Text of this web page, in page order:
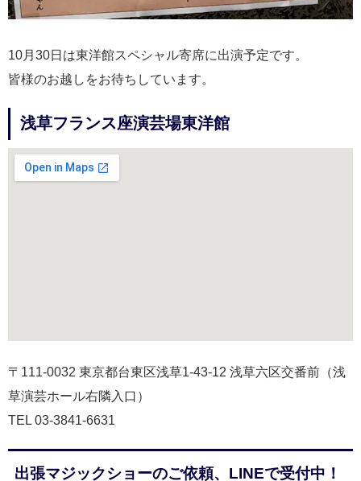
10月30日は東洋館スペシャル寄席に出演予定です。
皆様のお越しをお待ちしています。
浅草フランス座演芸場東洋館
〒111-0032 東京都台東区浅草1-43-12 浅草六区交番前（浅
草演芸ホール右隣入口）
TEL 03-3841-6631
出張マジックショーのご依頼、LINEで受付中！